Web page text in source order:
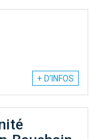
+ D’INFOS